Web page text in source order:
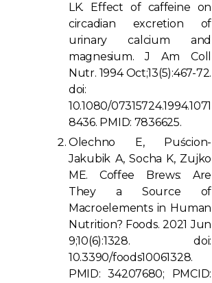
LK. Effect of caffeine on
circadian excretion of
urinary calcium and
magnesium. J Am Coll
Nutr. 1994 Oct;13(5):467-72.
doi:
10.1080/07315724.1994.1071
8436. PMID: 7836625.
Olechno E, Puścion-
Jakubik A, Socha K, Zujko
ME. Coffee Brews: Are
They a Source of
Macroelements in Human
Nutrition? Foods. 2021 Jun
9;10(6):1328. doi:
10.3390/foods10061328.
PMID: 34207680; PMCID: